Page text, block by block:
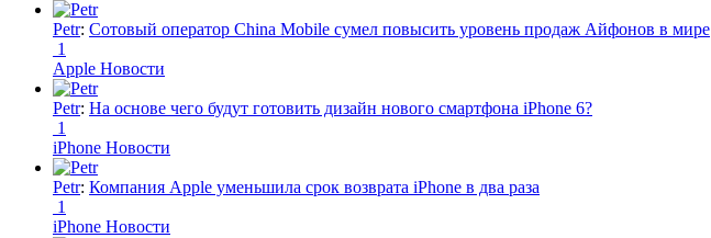
Petr: Сотовый оператор China Mobile сумел повысить уровень продаж Айфонов в мире
1
Apple Новости
Petr: На основе чего будут готовить дизайн нового смартфона iPhone 6?
1
iPhone Новости
Petr: Компания Apple уменьшила срок возврата iPhone в два раза
1
iPhone Новости